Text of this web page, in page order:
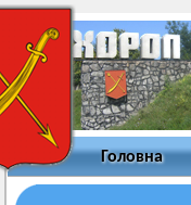
Головна